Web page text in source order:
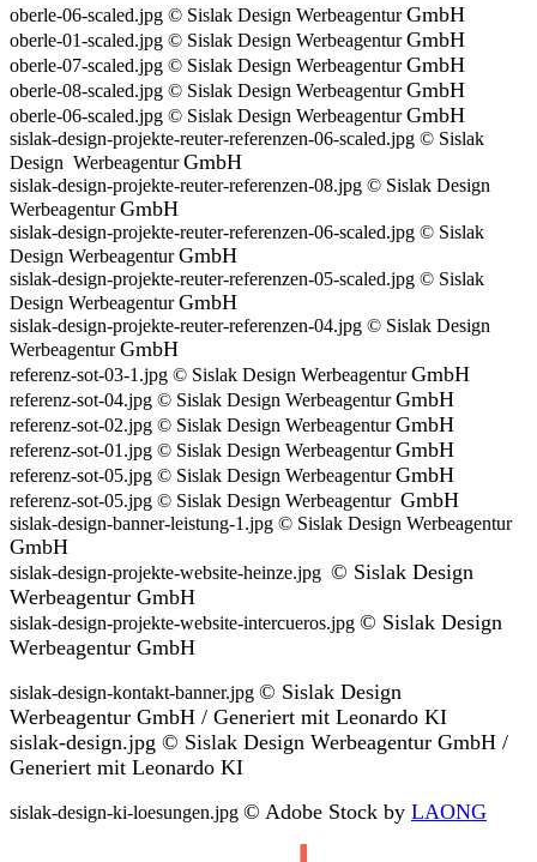
oberle-06-scaled.jpg © Sislak Design WerbeagenturGmbH
oberle-01-scaled.jpg © Sislak Design WerbeagenturGmbH
oberle-07-scaled.jpg © Sislak Design WerbeagenturGmbH
oberle-08-scaled.jpg © Sislak Design WerbeagenturGmbH
oberle-06-scaled.jpg © Sislak Design WerbeagenturGmbH
sislak-design-projekte-reuter-referenzen-06-scaled.jpg © Sislak
Design WerbeagenturGmbH
sislak-design-projekte-reuter-referenzen-08.jpg © Sislak Design
WerbeagenturGmbH
sislak-design-projekte-reuter-referenzen-06-scaled.jpg © Sislak
Design WerbeagenturGmbH
sislak-design-projekte-reuter-referenzen-05-scaled.jpg © Sislak
Design WerbeagenturGmbH
sislak-design-projekte-reuter-referenzen-04.jpg © Sislak Design
WerbeagenturGmbH
referenz-sot-03-1.jpg © Sislak Design WerbeagenturGmbH
referenz-sot-04.jpg © Sislak Design WerbeagenturGmbH
referenz-sot-02.jpg © Sislak Design WerbeagenturGmbH
referenz-sot-01.jpg © Sislak Design WerbeagenturGmbH
referenz-sot-05.jpg © Sislak Design WerbeagenturGmbH
referenz-sot-05.jpg © Sislak Design Werbeagentur GmbH
sislak-design-banner-leistung-1.jpg © Sislak Design Werbeagentur
GmbH
sislak-design-projekte-website-heinze.jpg © Sislak Design
Werbeagentur GmbH
sislak-design-projekte-website-intercueros.jpg © Sislak Design
Werbeagentur GmbH
sislak-design-kontakt-banner.jpg © Sislak Design
Werbeagentur GmbH / Generiert mit Leonardo KI
sislak-design.jpg © Sislak Design Werbeagentur GmbH /
Generiert mit Leonardo KI
sislak-design-ki-loesungen.jpg © Adobe Stock by LAONG